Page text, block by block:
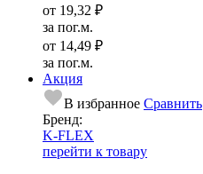
от 19,32 ₽
за пог.м.
от 14,49 ₽
за пог.м.
Акция
В избранное Сравнить
Бренд:
K-FLEX
перейти к товару